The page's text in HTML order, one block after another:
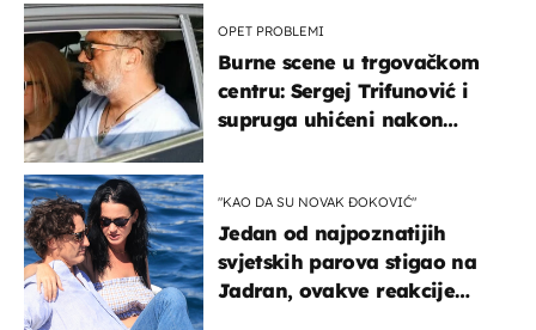
OPET PROBLEMI
Burne scene u trgovačkom
centru: Sergej Trifunović i
supruga uhićeni nakon
"KAO DA SU NOVAK ĐOKOVIĆ"
Jedan od najpoznatijih
svjetskih parova stigao na
Jadran, ovakve reakcije